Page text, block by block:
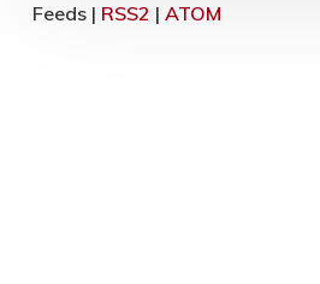
Feeds | RSS2 | ATOM